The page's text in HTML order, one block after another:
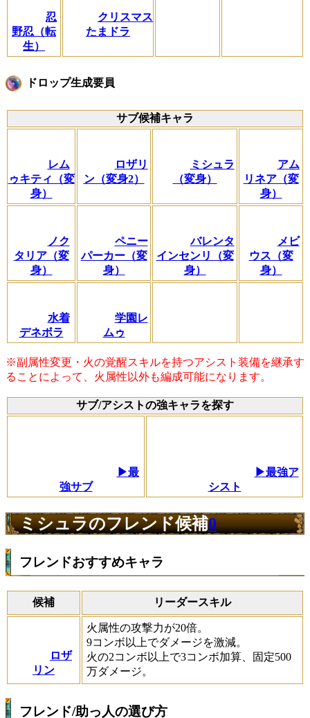
忍
野忍（転
生）
クリスマス
たまドラ
ドロップ生成要員
サブ候補キャラ
レム
ゥキティ（変
身）
ロザリ
ン（変身2）
ミシュラ
（変身）
アム
リネア（変
身）
ノク
タリア（変
身）
ペニー
パーカー（変
身）
バレンタ
インセンリ（変
身）
メビ
ウス（変
身）
水着
デネボラ
学園レ
ムゥ
※副属性変更・火の覚醒スキルを持つアシスト装備を継承す
ることによって、火属性以外も編成可能になります。
サブ/アシストの強キャラを探す
▶最
強サブ
▶最強ア
シスト
ミシュラのフレンド候補0
フレンドおすすめキャラ
候補 リーダースキル
ロザ
リン
火属性の攻撃力が20倍。
9コンボ以上でダメージを激減。
火の2コンボ以上で3コンボ加算、固定500
万ダメージ。
フレンド/助っ人の選び方